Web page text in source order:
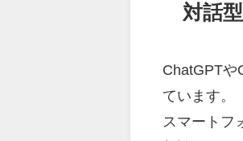
対話
ChatGPTや
ています。
スマートフ